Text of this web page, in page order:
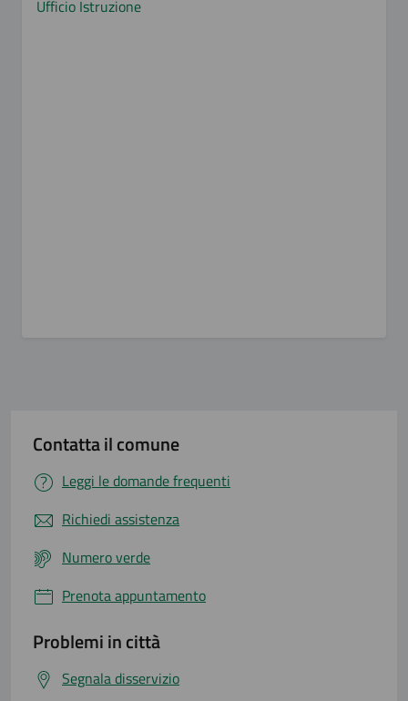
Ufficio Istruzione
Contatta il comune
Leggi le domande frequenti
Richiedi assistenza
Numero verde
Prenota appuntamento
Problemi in città
Segnala disservizio